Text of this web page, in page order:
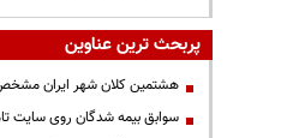
پربحث ترین عناوین
هشتمین کلان شهر ایران
سوابق بیمه شدگان روی سایت